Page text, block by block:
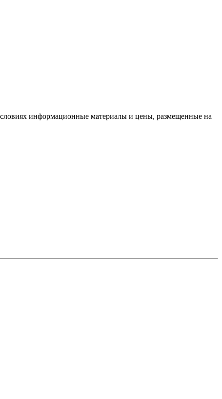
информационные материалы и цены, размещенные на